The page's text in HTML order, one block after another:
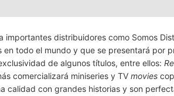
distribuidores como Somos
todo el mundo y que se presentará por
de algunos títulos, entre ellos:
comercializará miniseries y TV movies
calidad con grandes historias y son